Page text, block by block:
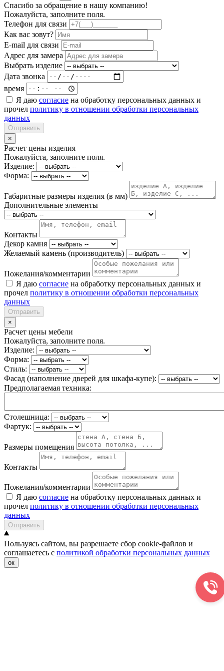
Спасибо за обращение в нашу компанию!
Пожалуйста, заполните поля.
Телефон для связи
Как вас зовут?
E-mail для связи
Адрес для замера
Выбрать изделие
Дата звонка
время
Я даю согласие на обработку персональных данных и
прочел политику в отношении обработки персональных
данных
Отправить
×
Расчет цены изделия
Пожалуйста, заполните поля.
Изделие:
Форма:
Габаритные размеры изделия (в мм)
Дополнительные элементы
Контакты
Декор камня
Желаемый камень (производитель)
Пожелания/комментарии
Я даю согласие на обработку персональных данных и
прочел политику в отношении обработки персональных
данных
Отправить
×
Расчет цены мебели
Пожалуйста, заполните поля.
Изделие:
Форма:
Стиль:
Фасад (наполнение дверей для шкафа-купе):
Предполагаемая техника:
Столешница:
Фартук:
Размеры помещения
Контакты
Пожелания/комментарии
Я даю согласие на обработку персональных данных и
прочел политику в отношении обработки персональных
данных
Отправить
Пользуясь сайтом, вы разрешаете сбор cookie-файлов и
соглашаетесь с политикой обработки персональных данных
ок